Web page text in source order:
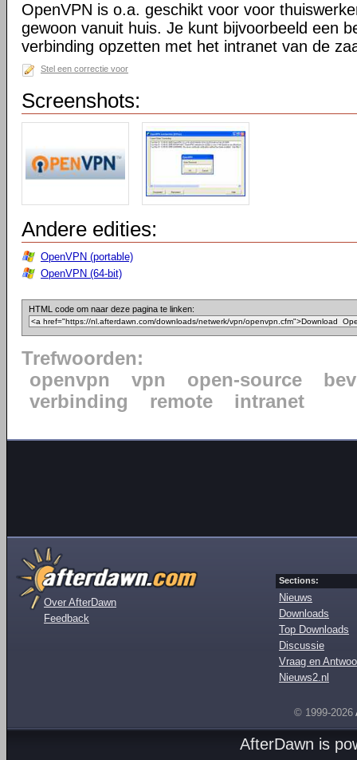
OpenVPN is o.a. geschikt voor voor
gewoon vanuit huis. Je kunt bijvoorbeeld een
verbinding opzetten met het intranet van de
Stel een correctie voor
Screenshots:
Andere edities:
OpenVPN (portable)
OpenVPN (64-bit)
HTML code om naar deze pagina te linken:
Trefwoorden:
openvpn
vpn open-source
verbinding
remote intranet
Over AfterDawn
Feedback
Sections:
Nieuws
Downloads
Top Downloads
Discussie
Vraag en
Nieuws2.nl
© 1999-2026
AfterDawn is